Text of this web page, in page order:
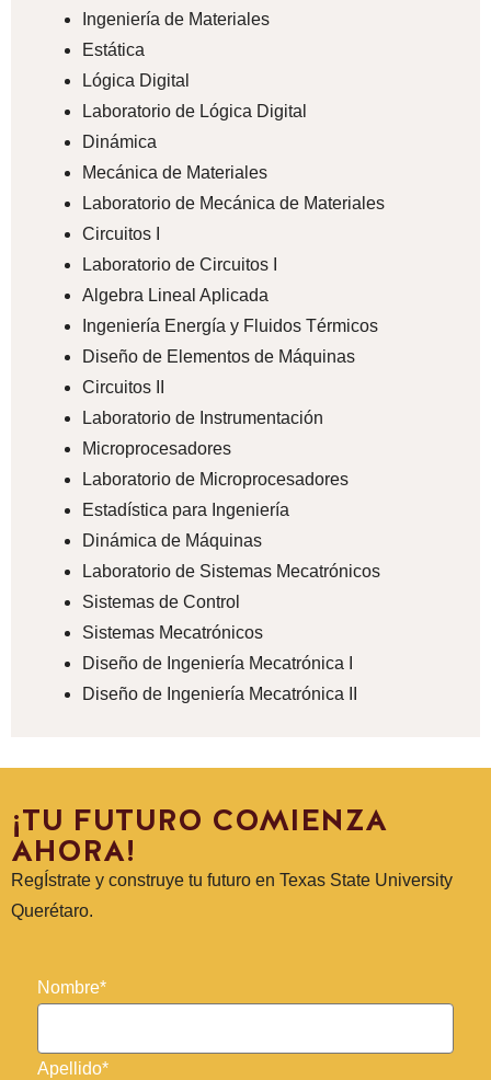
Ingeniería de Materiales
Estática
Lógica Digital
Laboratorio de Lógica Digital
Dinámica
Mecánica de Materiales
Laboratorio de Mecánica de Materiales
Circuitos I
Laboratorio de Circuitos I
Algebra Lineal Aplicada
Ingeniería Energía y Fluidos Térmicos
Diseño de Elementos de Máquinas
Circuitos II
Laboratorio de Instrumentación
Microprocesadores
Laboratorio de Microprocesadores
Estadística para Ingeniería
Dinámica de Máquinas
Laboratorio de Sistemas Mecatrónicos
Sistemas de Control
Sistemas Mecatrónicos
Diseño de Ingeniería Mecatrónica I
Diseño de Ingeniería Mecatrónica II
¡TU FUTURO COMIENZA
AHORA!
RegÍstrate y construye tu futuro en Texas State University
Querétaro.
Nombre*
Apellido*